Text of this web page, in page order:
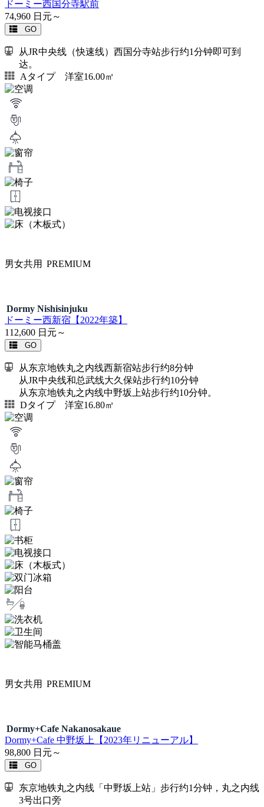
ドーミー西国分寺駅前
74,960 日元～
GO
从JR中央线（快速线）西国分寺站步行约1分钟即可到
达。
Aタイプ 洋室16.00㎡
男女共用 PREMIUM
Dormy Nishisinjuku
ドーミー西新宿【2022年築】
112,600 日元～
GO
从东京地铁丸之内线西新宿站步行约8分钟
从JR中央线和总武线大久保站步行约10分钟
从东京地铁丸之内线中野坂上站步行约10分钟。
Dタイプ 洋室16.80㎡
男女共用 PREMIUM
Dormy+Cafe Nakanosakaue
Dormy+Cafe 中野坂上【2023年リニューアル】
98,800 日元～
GO
东京地铁丸之内线「中野坂上站」步行约1分钟，丸之内线
3号出口旁